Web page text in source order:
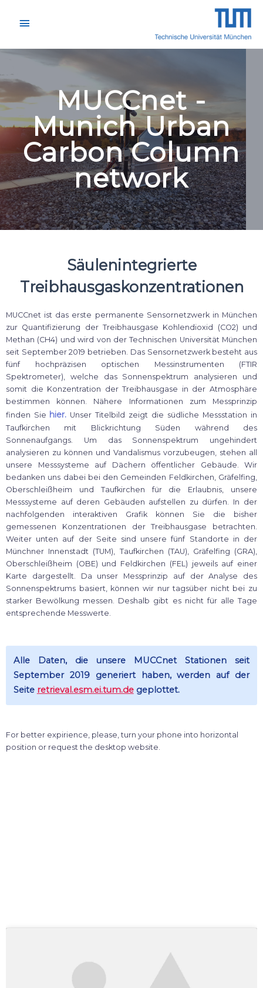
MUCCnet -
Munich Urban
Carbon Column
network
Säulenintegrierte
Treibhausgaskonzentrationen
MUCCnet ist das erste permanente Sensornetzwerk in München
zur Quantifizierung der Treibhausgase Kohlendioxid (CO2) und
Methan (CH4) und wird von der Technischen Universität München
seit September 2019 betrieben. Das Sensornetzwerk besteht aus
fünf hochpräzisen optischen Messinstrumenten (FTIR
Spektrometer), welche das Sonnenspektrum analysieren und
somit die Konzentration der Treibhausgase in der Atmosphäre
bestimmen können. Nähere Informationen zum Messprinzip
finden Sie hier. Unser Titelbild zeigt die südliche Messstation in
Taufkirchen mit Blickrichtung Süden während des
Sonnenaufgangs. Um das Sonnenspektrum ungehindert
analysieren zu können und Vandalismus vorzubeugen, stehen all
unsere Messsysteme auf Dächern öffentlicher Gebäude. Wir
bedanken uns dabei bei den Gemeinden Feldkirchen, Gräfelfing,
Oberschleißheim und Taufkirchen für die Erlaubnis, unsere
Messsysteme auf deren Gebäuden aufstellen zu dürfen.
In der
nachfolgenden interaktiven Grafik können Sie die bisher
gemessenen Konzentrationen der Treibhausgase betrachten.
Weiter unten auf der Seite sind unsere fünf Standorte in der
Münchner Innenstadt (TUM), Taufkirchen (TAU), Gräfelfing (GRA),
Oberschleißheim (OBE) und Feldkirchen (FEL) jeweils auf einer
Karte dargestellt. Da unser Messprinzip auf der Analyse des
Sonnenspektrums basiert, können wir nur tagsüber nicht bei zu
starker Bewölkung messen. Deshalb gibt es nicht für alle Tage
entsprechende Messwerte.
Alle Daten, die unsere MUCCnet Stationen seit
September 2019 generiert haben, werden auf der
Seite retrieval.esm.ei.tum.degeplottet.
For better expirience, please, turn your phone into horizontal
position or request the desktop website.